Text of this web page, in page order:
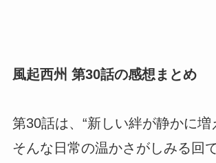
風起西州 第30話の感想まとめ
第30話は、“新しい絆が静かに増
そんな日常の温かさがしみる回で